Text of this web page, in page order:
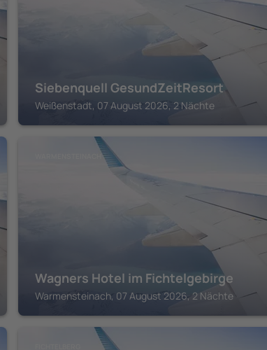
Siebenquell GesundZeitResort
Weißenstadt, 07 August 2026, 2 Nächte
Wagners Hotel im Fichtelgebirge
Warmensteinach, 07 August 2026, 2 Nächte